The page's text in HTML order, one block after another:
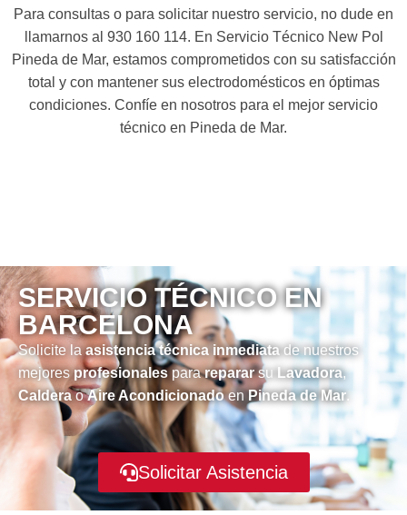
Para consultas o para solicitar nuestro servicio, no dude en
llamarnos al 930 160 114. En Servicio Técnico New Pol
Pineda de Mar, estamos comprometidos con su satisfacción
total y con mantener sus electrodomésticos en óptimas
condiciones. Confíe en nosotros para el mejor servicio
técnico en Pineda de Mar.
SERVICIO TÉCNICO EN
BARCELONA
Solicite laasistencia técnica inmediatade nuestros
mejoresprofesionalespararepararsu Lavadora,
CalderaoAire AcondicionadoenPineda de Mar.
Solicitar Asistencia